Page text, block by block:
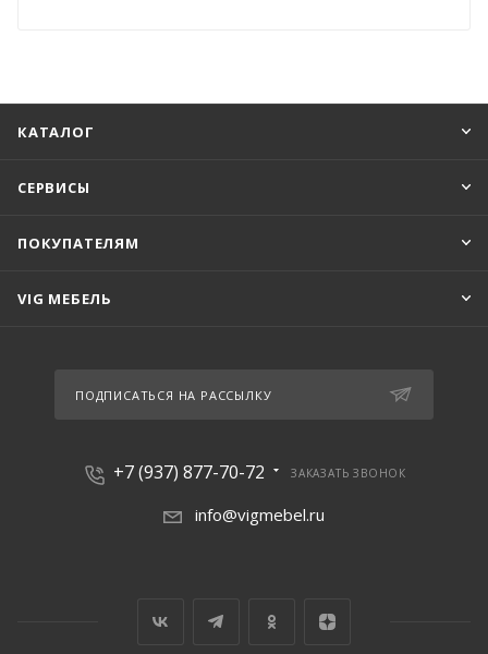
КАТАЛОГ
СЕРВИСЫ
ПОКУПАТЕЛЯМ
VIG МЕБЕЛЬ
ПОДПИСАТЬСЯ НА РАССЫЛКУ
+7 (937) 877-70-72 ЗАКАЗАТЬ ЗВОНОК
info@vigmebel.ru